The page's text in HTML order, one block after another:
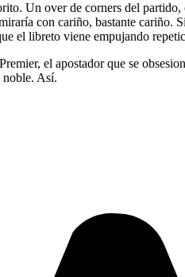
Un over de corners del
con cariño, bastante
el libreto viene empujando
el apostador que se
noble. Así.